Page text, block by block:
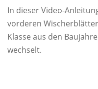
In dieser Video-
vorderen
Klasse aus den
wechselt.